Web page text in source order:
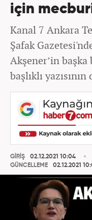
için
Kanal 7 Ankara
Şafak
Akşener’in başka
başlıklı
GİRİŞ
02.12.2021 10:04
GÜNCELLEME
02.12.2021